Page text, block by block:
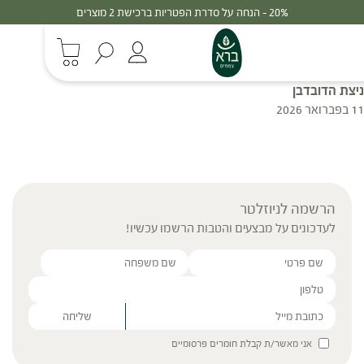
20% - הנחה על סדרת הפטריות ברכישת 2 מוצרים
ניצת הדובדבן
11 בפברואר 2026
הרשמה לניוזלטר
לעדכונים על מבצעים והטבות הרשמו עכשיו!
Please leave this field empty.
אני מאשר/ת קבלת חומרים פרסומיים